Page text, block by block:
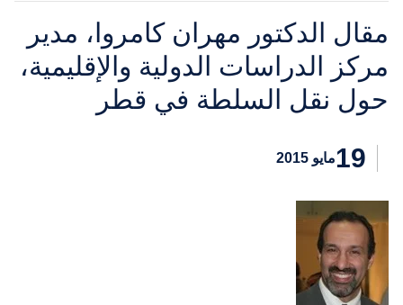
الرئيسي
مقال الدكتور مهران كامروا، مدير
مركز الدراسات الدولية والإقليمية،
حول نقل السلطة في قطر
19مايو 2015